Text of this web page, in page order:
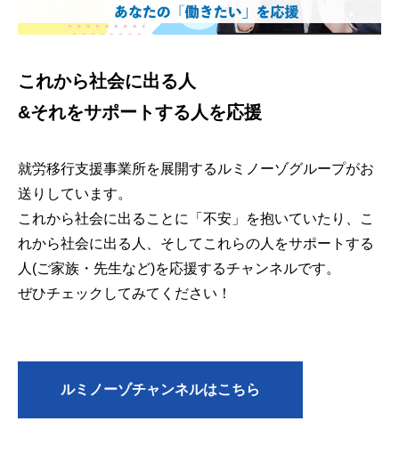
これから社会に出る人
&それをサポートする人を応援
就労移行支援事業所を展開するルミノーゾグループがお
送りしています。
これから社会に出ることに「不安」を抱いていたり、こ
れから社会に出る人、そしてこれらの人をサポートする
人(ご家族・先生など)を応援するチャンネルです。
ぜひチェックしてみてください！
ルミノーゾチャンネルはこちら